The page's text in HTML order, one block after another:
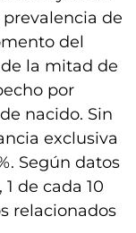
prevalencia de
del
la mitad de
por
nacido. Sin
exclusiva
Según datos
de cada 10
relacionados